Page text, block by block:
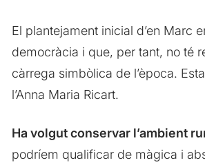
El plantejament inicial d’en Marc
democràcia i que, per tant, no té
càrrega simbòlica de l’època.
l’Anna Maria Ricart.
Ha volgut conservar l’ambient
podríem qualificar de màgica i